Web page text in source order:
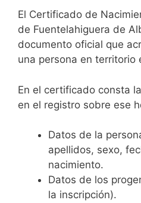
El Certificado de
de Fuentelahiguera de
documento oficial que
una persona en territorio
En el certificado consta
en el registro sobre ese
Datos de la
apellidos, sexo,
nacimiento.
Datos de los
la inscripción).